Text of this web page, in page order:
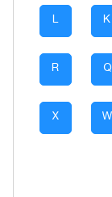
K
L
Q
R
W
X